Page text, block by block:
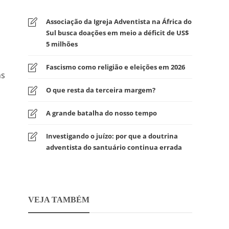
Associação da Igreja Adventista na África do
Sul busca doações em meio a déficit de US$
5 milhões
Fascismo como religião e eleições em 2026
O que resta da terceira margem?
A grande batalha do nosso tempo
Investigando o juízo: por que a doutrina
adventista do santuário continua errada
VEJA TAMBÉM